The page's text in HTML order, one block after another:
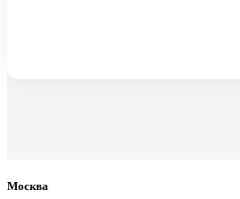
Москва